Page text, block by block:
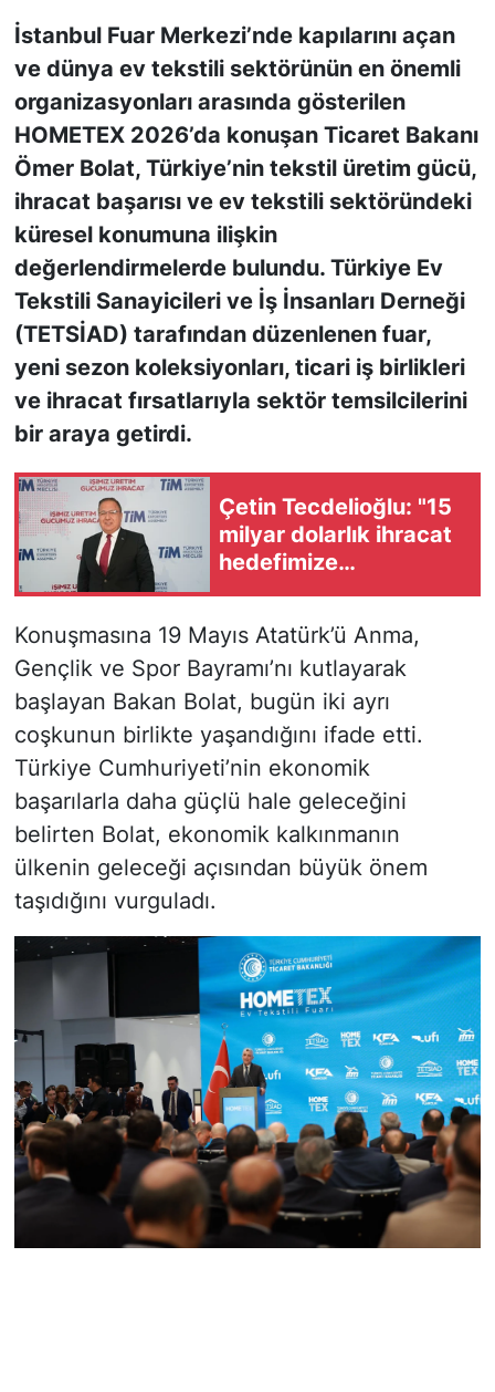
İstanbul Fuar Merkezi’nde kapılarını açan
ve dünya ev tekstili sektörünün en önemli
organizasyonları arasında gösterilen
HOMETEX 2026’da konuşan Ticaret Bakanı
Ömer Bolat, Türkiye’nin tekstil üretim gücü,
ihracat başarısı ve ev tekstili sektöründeki
küresel konumuna ilişkin
değerlendirmelerde bulundu. Türkiye Ev
Tekstili Sanayicileri ve İş İnsanları Derneği
(TETSİAD) tarafından düzenlenen fuar,
yeni sezon koleksiyonları, ticari iş birlikleri
ve ihracat fırsatlarıyla sektör temsilcilerini
bir araya getirdi.
Çetin Tecdelioğlu: "15
milyar dolarlık ihracat
hedefimize
Konuşmasına 19 Mayıs Atatürk’ü Anma,
Gençlik ve Spor Bayramı’nı kutlayarak
başlayan Bakan Bolat, bugün iki ayrı
coşkunun birlikte yaşandığını ifade etti.
Türkiye Cumhuriyeti’nin ekonomik
başarılarla daha güçlü hale geleceğini
belirten Bolat, ekonomik kalkınmanın
ülkenin geleceği açısından büyük önem
taşıdığını vurguladı.
KONGRE TAKVİMİ
RÖPORTAJLAR
BİYOGRAFİLER